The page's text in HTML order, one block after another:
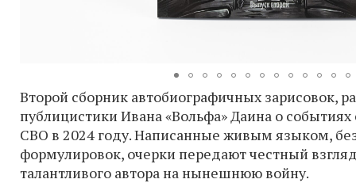
Второй сборник автобиографичных зарисовок,
публицистики Ивана «Вольфа» Даина о
СВО в 2024 году. Написанные живым языком,
формулировок, очерки передают честный
талантливого автора на нынешнюю войну.